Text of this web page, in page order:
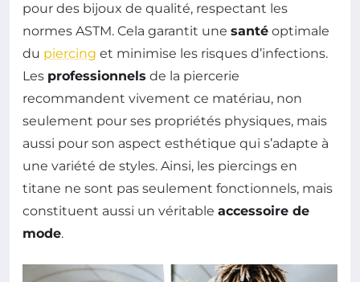
pour des bijoux de qualité, respectant les
normes ASTM. Cela garantit une santé optimale
du piercing et minimise les risques d’infections.
Les professionnels de la piercerie
recommandent vivement ce matériau, non
seulement pour ses propriétés physiques, mais
aussi pour son aspect esthétique qui s’adapte à
une variété de styles. Ainsi, les piercings en
titane ne sont pas seulement fonctionnels, mais
constituent aussi un véritable accessoire de
mode.